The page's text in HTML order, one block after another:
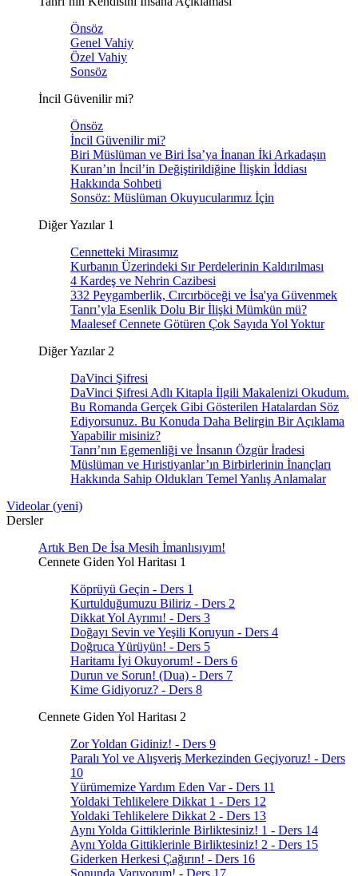
Önsöz
Genel Vahiy
Özel Vahiy
Sonsöz
İncil Güvenilir mi?
Önsöz
İncil Güvenilir mi?
Biri Müslüman ve Biri İsa’ya İnanan İki Arkadaşın
Kuran’ın İncil’in Değiştirildiğine İlişkin İddiası
Hakkında Sohbeti
Sonsöz: Müslüman Okuyucularımız İçin
Diğer Yazılar 1
Cennetteki Mirasımız
Kurbanın Üzerindeki Sır Perdelerinin Kaldırılması
4 Kardeş ve Nehrin Cazibesi
332 Peygamberlik, Cırcırböceği ve İsa'ya Güvenmek
Tanrı’yla Esenlik Dolu Bir İlişki Mümkün mü?
Maalesef Cennete Götüren Çok Sayıda Yol Yoktur
Diğer Yazılar 2
DaVinci Şifresi
DaVinci Şifresi Adlı Kitapla İlgili Makalenizi Okudum.
Bu Romanda Gerçek Gibi Gösterilen Hatalardan Söz
Ediyorsunuz. Bu Konuda Daha Belirgin Bir Açıklama
Yapabilir misiniz?
Tanrı’nın Egemenliği ve İnsanın Özgür İradesi
Müslüman ve Hıristiyanlar’ın Birbirlerinin İnançları
Hakkında Sahip Oldukları Temel Yanlış Anlamalar
Videolar (yeni)
Dersler
Artık Ben De İsa Mesih İmanlısıyım!
Cennete Giden Yol Haritası 1
Köprüyü Geçin - Ders 1
Kurtulduğumuzu Biliriz - Ders 2
Dikkat Yol Ayrımı! - Ders 3
Doğayı Sevin ve Yeşili Koruyun - Ders 4
Doğruca Yürüyün! - Ders 5
Haritamı İyi Okuyorum! - Ders 6
Durun ve Sorun! (Dua) - Ders 7
Kime Gidiyoruz? - Ders 8
Cennete Giden Yol Haritası 2
Zor Yoldan Gidiniz! - Ders 9
Paralı Yol ve Alışveriş Merkezinden Geçiyoruz! - Ders
10
Yürümemize Yardım Eden Var - Ders 11
Yoldaki Tehlikelere Dikkat 1 - Ders 12
Yoldaki Tehlikelere Dikkat 2 - Ders 13
Aynı Yolda Gittiklerinle Birliktesiniz! 1 - Ders 14
Aynı Yolda Gittiklerinle Birliktesiniz! 2 - Ders 15
Giderken Herkesi Çağırın! - Ders 16
Sonunda Varıyorum! - Ders 17